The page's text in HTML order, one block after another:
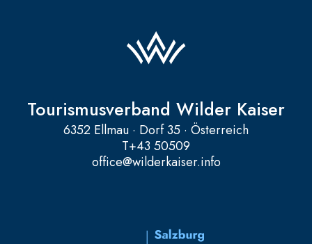
Tourismusverband Wilder Kaiser
6352 Ellmau · Dorf 35 · Österreich
T+43 50509
office@wilderkaiser.info